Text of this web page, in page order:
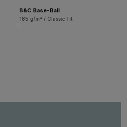
B&C Base-Ball
185 g/m² / Classic Fit